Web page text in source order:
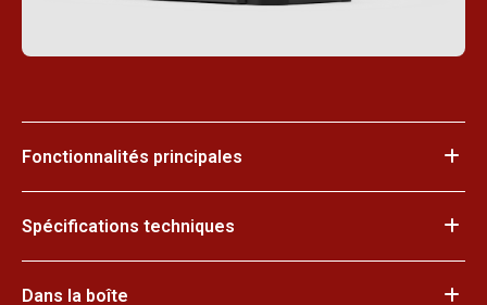
Fonctionnalités principales
Spécifications techniques
Dans la boîte